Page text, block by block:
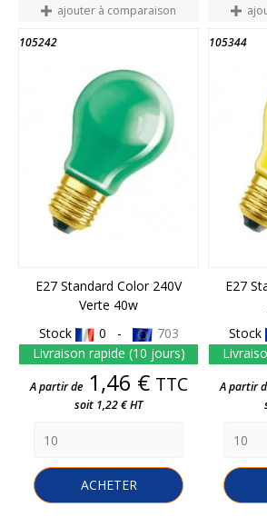
ajouter à comparaison
105242 FIN DE STOCK
E27 Standard Color 240V
Verte 40w
Stock
0 -
703
Livraison rapide (10 jours)
Prix
A partir de 1,46 € TTC
soit 1,22 € HT
ACHETER
105344
E27
Stock
A partir